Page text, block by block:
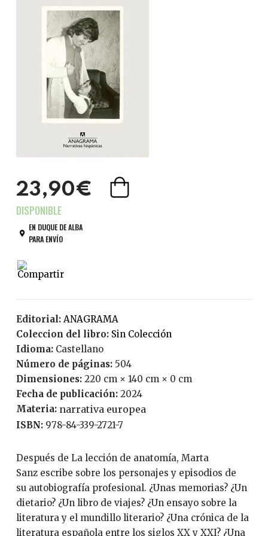
23,90€
EN DUQUE DE ALBA
PARA ENVÍO
Editorial:
ANAGRAMA
Coleccion del libro:
Sin Colección
Idioma:
Castellano
Número de páginas:
504
Dimensiones: 220 cm × 140 cm × 0 cm
Fecha de publicación:
2024
Materia: narrativa europea
ISBN: 978-84-339-2721-7
Después de La lección de anatomía, Marta
Sanz escribe sobre los personajes y episodios de
su autobiografía profesional. ¿Unas memorias? ¿Un
dietario? ¿Un libro de viajes? ¿Un ensayo sobre la
literatura y el mundillo literario? ¿Una crónica de la
literatura española entre los siglos XX y XXI? ¿Una